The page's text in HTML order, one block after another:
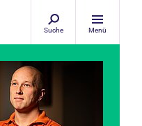
Suche Menü